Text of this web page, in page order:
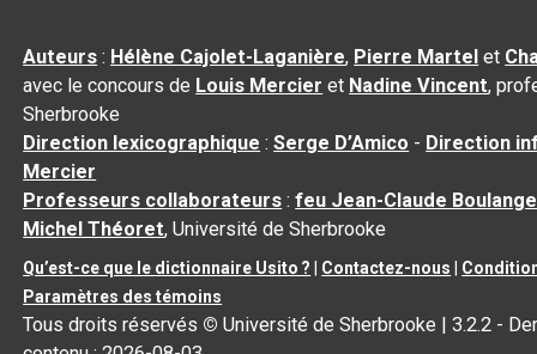
Auteurs : Hélène Cajolet-Laganière, Pierre Martel et
avec le concours de Louis Mercier et Nadine Vincent,
Sherbrooke
Direction lexicographique :Serge D’Amico - Direction
Mercier
Professeurs collaborateurs :feu Jean-Claude
Michel Théoret, Université de Sherbrooke
Qu’est-ce que le dictionnaire Usito ? Contactez-nous
Paramètres des témoins
Tous droits réservés © Université de Sherbrooke |3.2.2 -